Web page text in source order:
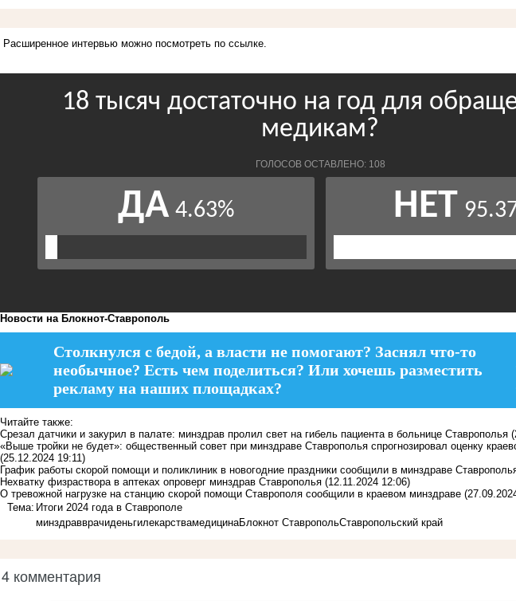
Расширенное интервью можно посмотреть по ссылке
Новости на Блoкнoт-Ставрополь
Столкнулся с бедой, а власти не помогают? Заснял что-то
необычное? Есть чем поделиться? Или хочешь разместить
рекламу на наших площадках?
Читайте также:
Срезал датчики и закурил в палате: минздрав пролил свет на гибель пациента в больнице Ставрополья
«Выше тройки не будет»: общественный совет при минздраве Ставрополья спрогнозировал оценку
(25.12.2024 19:11)
График работы скорой помощи и поликлиник в новогодние праздники сообщили в минздраве
Нехватку физраствора в аптеках опроверг минздрав Ставрополья (12.11.2024 12:06)
О тревожной нагрузке на станцию скорой помощи Ставрополя сообщили в краевом минздраве
Тема: Итоги 2024 года в Ставрополе
минздравврачиденьгилекарствамедицинаБлокнот СтавропольСтавропольский край
4 комментария